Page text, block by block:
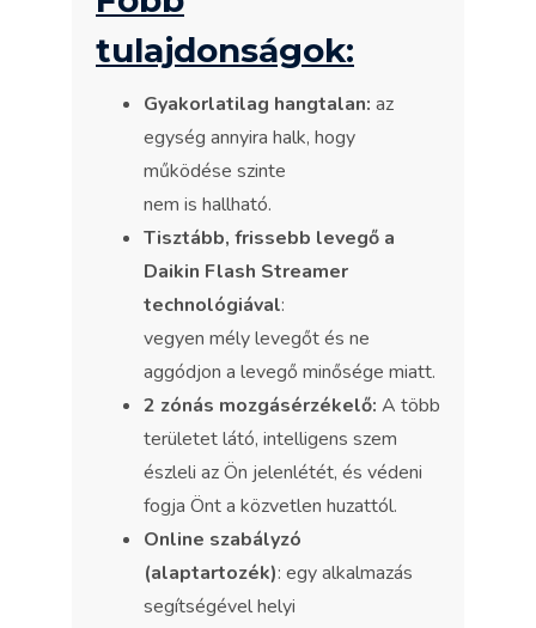
tulajdonságok:
Gyakorlatilag hangtalan: az
egység annyira halk, hogy
működése szinte
nem is hallható.
Tisztább, frissebb levegő a
Daikin Flash Streamer
technológiával:
vegyen mély levegőt és ne
aggódjon a levegő minősége miatt.
2 zónás mozgásérzékelő: A több
területet látó, intelligens szem
észleli az Ön jelenlétét, és védeni
fogja Önt a közvetlen huzattól.
Online szabályzó
(alaptartozék): egy alkalmazás
segítségével helyi